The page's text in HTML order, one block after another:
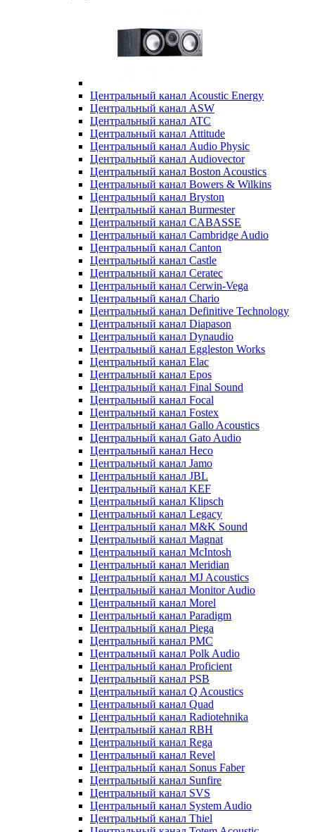
Центральный канал Acoustic Energy
Центральный канал ASW
Центральный канал ATC
Центральный канал Attitude
Центральный канал Audio Physic
Центральный канал Audiovector
Центральный канал Boston Acoustics
Центральный канал Bowers & Wilkins
Центральный канал Bryston
Центральный канал Burmester
Центральный канал CABASSE
Центральный канал Cambridge Audio
Центральный канал Canton
Центральный канал Castle
Центральный канал Ceratec
Центральный канал Cerwin-Vega
Центральный канал Chario
Центральный канал Definitive Technology
Центральный канал Diapason
Центральный канал Dynaudio
Центральный канал Eggleston Works
Центральный канал Elac
Центральный канал Epos
Центральный канал Final Sound
Центральный канал Focal
Центральный канал Fostex
Центральный канал Gallo Acoustics
Центральный канал Gato Audio
Центральный канал Heco
Центральный канал Jamo
Центральный канал JBL
Центральный канал KEF
Центральный канал Klipsch
Центральный канал Legacy
Центральный канал M&K Sound
Центральный канал Magnat
Центральный канал McIntosh
Центральный канал Meridian
Центральный канал MJ Acoustics
Центральный канал Monitor Audio
Центральный канал Morel
Центральный канал Paradigm
Центральный канал Piega
Центральный канал PMC
Центральный канал Polk Audio
Центральный канал Proficient
Центральный канал PSB
Центральный канал Q Acoustics
Центральный канал Quad
Центральный канал Radiotehnika
Центральный канал RBH
Центральный канал Rega
Центральный канал Revel
Центральный канал Sonus Faber
Центральный канал Sunfire
Центральный канал SVS
Центральный канал System Audio
Центральный канал Thiel